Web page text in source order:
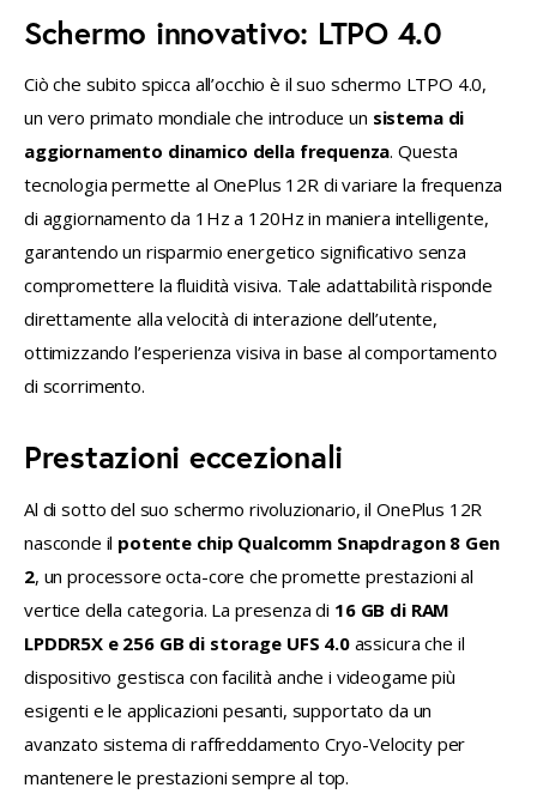
Schermo innovativo: LTPO 4.0
Ciò che subito spicca all’occhio è il suo schermo LTPO 4.0,
un vero primato mondiale che introduce un sistema di
aggiornamento dinamico della frequenza. Questa
tecnologia permette al OnePlus 12R di variare la frequenza
di aggiornamento da 1Hz a 120Hz in maniera intelligente,
garantendo un risparmio energetico significativo senza
compromettere la fluidità visiva. Tale adattabilità risponde
direttamente alla velocità di interazione dell’utente,
ottimizzando l’esperienza visiva in base al comportamento
di scorrimento.
Prestazioni eccezionali
Al di sotto del suo schermo rivoluzionario, il OnePlus 12R
nasconde il potente chip Qualcomm Snapdragon 8 Gen
2, un processore octa-core che promette prestazioni al
vertice della categoria. La presenza di 16 GB di RAM
LPDDR5X e 256 GB di storage UFS 4.0 assicura che il
dispositivo gestisca con facilità anche i videogame più
esigenti e le applicazioni pesanti, supportato da un
avanzato sistema di raffreddamento Cryo-Velocity per
mantenere le prestazioni sempre al top.